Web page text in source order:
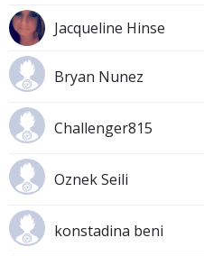
Jacqueline Hinse
Bryan Nunez
Challenger815
Oznek Seili
konstadina beni